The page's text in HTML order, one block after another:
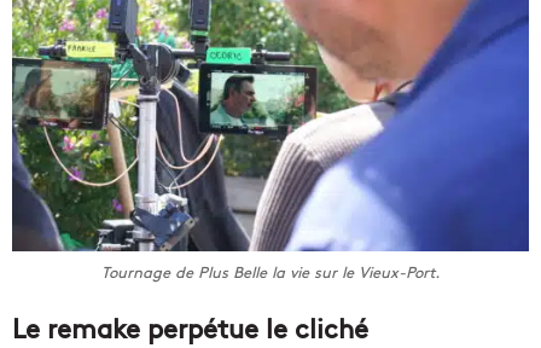
Tournage de Plus Belle la vie sur le Vieux-Port.
Le remake perpétue le cliché